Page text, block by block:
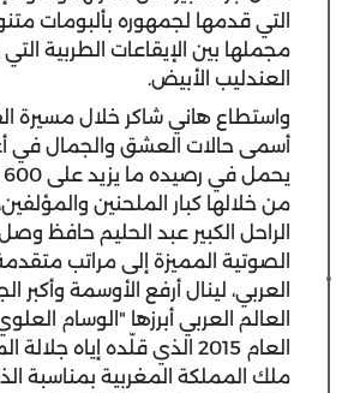
التي قدمها لجمهوره بألبومات
مجملها بين الإيقاعات الطربية
العندليب الأبيض.
واستطاع هاني شاكر خلال مسيرة
أسمى حالات العشق والجمال في
من خلالها كبار الملحنين
الراحل الكبير عبد الحليم حافظ
الصوتية المميزة إلى مراتب
العربي، لينال أرفع الأوسمة وأكبر
العالم العربي أبرزها "الوسام
العام 2015 الذي قلّده إياه